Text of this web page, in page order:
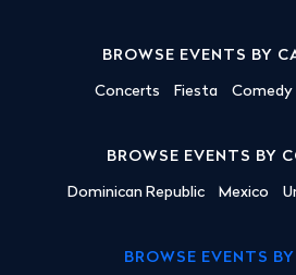
BROWSE EVENTS BY
Concerts Fiesta Comedy
BROWSE EVENTS BY
Dominican Republic Mexico
BROWSE EVENTS